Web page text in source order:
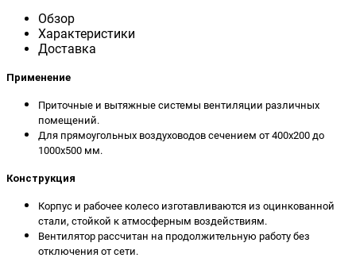
Обзор
Характеристики
Доставка
Применение
Приточные и вытяжные системы вентиляции различных
помещений.
Для прямоугольных воздуховодов сечением от 400х200 до
1000х500 мм.
Конструкция
Корпус и рабочее колесо изготавливаются из оцинкованной
стали, cтойкой к атмосферным воздействиям.
Вентилятор рассчитан на продолжительную работу без
отключения от сети.